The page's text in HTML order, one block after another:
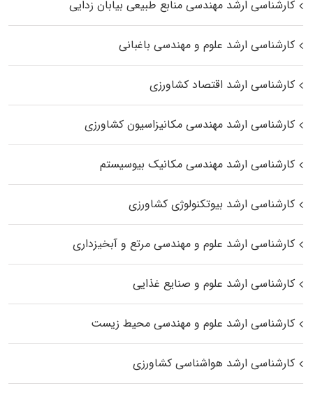
کارشناسی ارشد مهندسی منابع طبیعی بیابان زدایی
کارشناسی ارشد علوم و مهندسی باغبانی
کارشناسی ارشد اقتصاد کشاورزی
کارشناسی ارشد مهندسی مکانیزاسیون کشاورزی
کارشناسی ارشد مهندسی مکانیک بیوسیستم
کارشناسی ارشد بیوتکنولوژی کشاورزی
کارشناسی ارشد علوم و مهندسی مرتع و آبخیزداری
کارشناسی ارشد علوم و صنایع غذایی
کارشناسی ارشد علوم و مهندسی محیط زیست
کارشناسی ارشد هواشناسی کشاورزی